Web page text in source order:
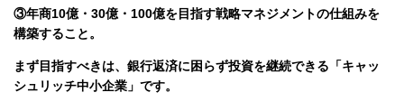
③年商10億・30億・100億を目指す戦略マネジメントの仕組みを
構築すること。
まず目指すべきは、銀行返済に困らず投資を継続できる「キャッ
シュリッチ中小企業」です。